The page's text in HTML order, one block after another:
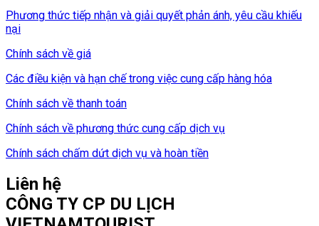
Phương thức tiếp nhận và giải quyết phản ánh, yêu cầu khiếu
nại
Chính sách về giá
Các điều kiện và hạn chế trong việc cung cấp hàng hóa
Chính sách về thanh toán
Chính sách về phương thức cung cấp dịch vụ
Chính sách chấm dứt dịch vụ và hoàn tiền
Liên hệ
CÔNG TY CP DU LỊCH